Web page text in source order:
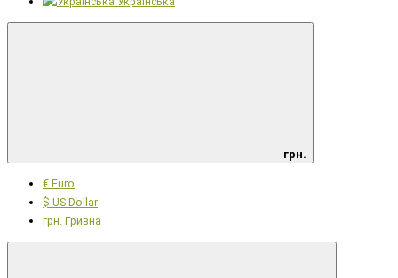
грн.
€ Euro
$ US Dollar
грн. Гривна